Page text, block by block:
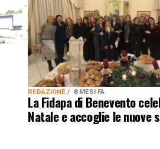
REDAZIONE 8 MESI FA
La Fidapa di Benevento
Natale e accoglie le nuove